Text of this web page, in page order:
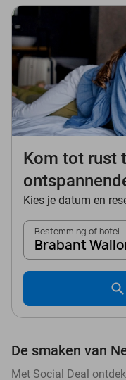
Kom tot rust
Kies je datum en
Bestemming of hotel
Brabant
De smaken van
Met Social Deal